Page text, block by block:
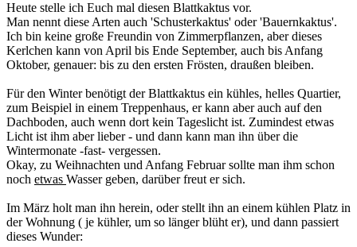
Heute stelle ich Euch mal diesen Blattkaktus vor.
Man nennt diese Arten auch 'Schusterkaktus' oder 'Bauernkaktus'.
Ich bin keine große Freundin von Zimmerpflanzen, aber dieses
Kerlchen kann von April bis Ende September, auch bis Anfang
Oktober, genauer: bis zu den ersten Frösten, draußen bleiben.
Für den Winter benötigt der Blattkaktus ein kühles, helles Quartier,
zum Beispiel in einem Treppenhaus, er kann aber auch auf den
Dachboden, auch wenn dort kein Tageslicht ist. Zumindest etwas
Licht ist ihm aber lieber - und dann kann man ihn über die
Wintermonate -fast- vergessen.
Okay, zu Weihnachten und Anfang Februar sollte man ihm schon
noch etwas Wasser geben, darüber freut er sich.
Im März holt man ihn herein, oder stellt ihn an einem kühlen Platz in
der Wohnung ( je kühler, um so länger blüht er), und dann passiert
dieses Wunder: